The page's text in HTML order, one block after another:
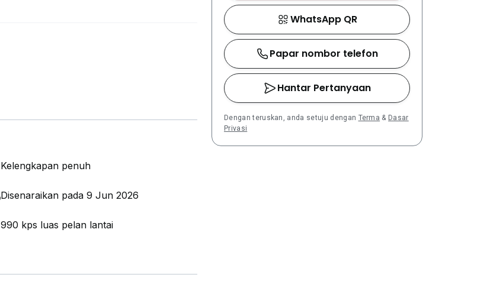
Kelengkapan penuh
Disenaraikan pada 9 Jun 2026
990 kps luas pelan lantai
WhatsApp QR
Papar nombor telefon
Hantar Pertanyaan
Dengan teruskan, anda setuju dengan Terma & Dasar
Privasi